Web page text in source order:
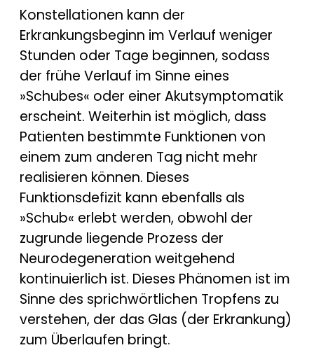
Konstellationen kann der
Erkrankungsbeginn im Verlauf weniger
Stunden oder Tage beginnen, sodass
der frühe Verlauf im Sinne eines
»Schubes« oder einer Akutsymptomatik
erscheint. Weiterhin ist möglich, dass
Patienten bestimmte Funktionen von
einem zum anderen Tag nicht mehr
realisieren können. Dieses
Funktionsdefizit kann ebenfalls als
»Schub« erlebt werden, obwohl der
zugrunde liegende Prozess der
Neurodegeneration weitgehend
kontinuierlich ist. Dieses Phänomen ist im
Sinne des sprichwörtlichen Tropfens zu
verstehen, der das Glas (der Erkrankung)
zum Überlaufen bringt.